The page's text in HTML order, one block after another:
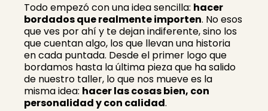
Todo empezó con una idea sencilla: hacer
bordados que realmente importen. No esos
que ves por ahí y te dejan indiferente, sino los
que cuentan algo, los que llevan una historia
en cada puntada. Desde el primer logo que
bordamos hasta la última pieza que ha salido
de nuestro taller, lo que nos mueve es la
misma idea: hacer las cosas bien, con
personalidad y con calidad.